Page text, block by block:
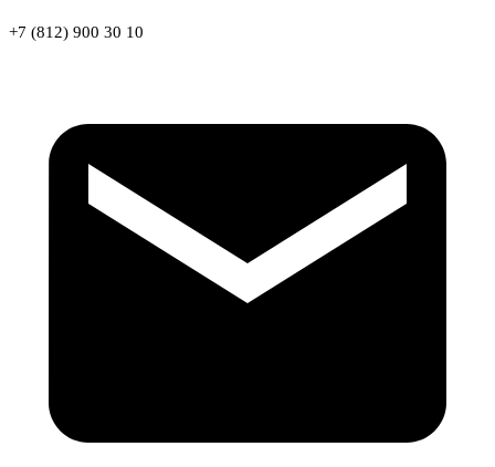
+7 (812) 900 30 10